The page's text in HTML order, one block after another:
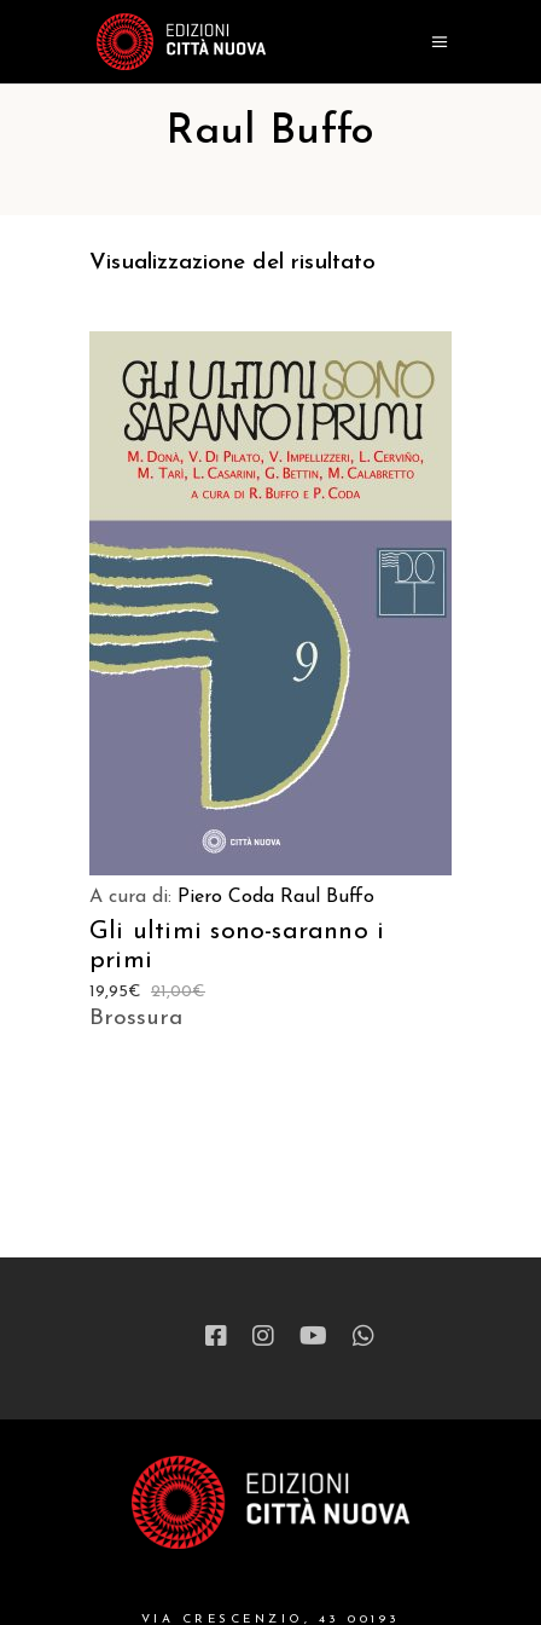
Raul Buffo
Visualizzazione del risultato
AGGIUNGI AL CARRELLO
A cura di: Piero Coda Raul Buffo
Gli ultimi sono-saranno i
primi
21,00€
19,95€
Brossura
VIA CRESCENZIO, 43 00193